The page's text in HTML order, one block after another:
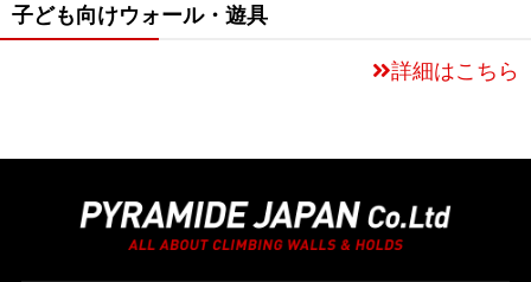
子ども向けウォール・遊具
詳細はこちら